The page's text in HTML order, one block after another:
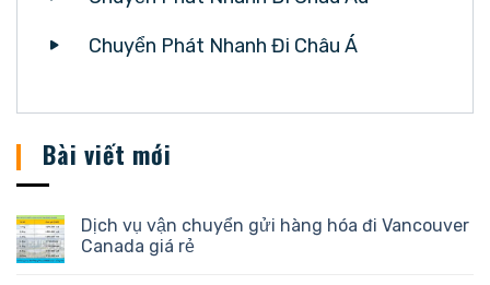
Chuyển Phát Nhanh Đi Châu Á
Bài viết mới
Dịch vụ vận chuyển gửi hàng hóa đi Vancouver
Canada giá rẻ